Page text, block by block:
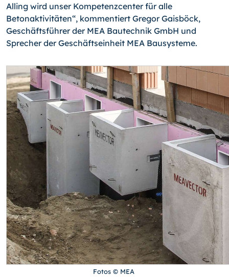
Alling wird unser Kompetenzcenter für alle
Betonaktivitäten“, kommentiert Gregor Gaisböck,
Geschäftsführer der MEA Bautechnik GmbH und
Sprecher der Geschäftseinheit MEA Bausysteme.
Fotos © MEA